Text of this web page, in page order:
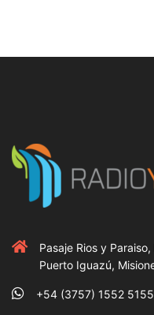
Pasaje Rios y
Puerto Iguazú,
+54 (3757) 1552 5155